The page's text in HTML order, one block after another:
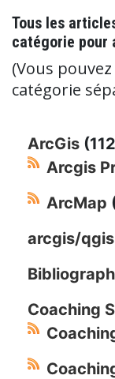
Tous les
catégorie pour
(Vous
catégorie
ArcGis
Arcgis
ArcMap
arcgis/qgis
Coaching